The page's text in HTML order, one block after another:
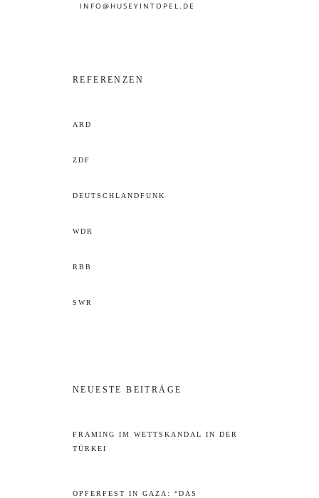
INFO@HUSEYINTOPEL.DE
REFERENZEN
ARD
ZDF
DEUTSCHLANDFUNK
WDR
RBB
SWR
NEUESTE BEITRÄGE
FRAMING IM WETTSKANDAL IN DER
TÜRKEI
OPFERFEST IN GAZA: “DAS